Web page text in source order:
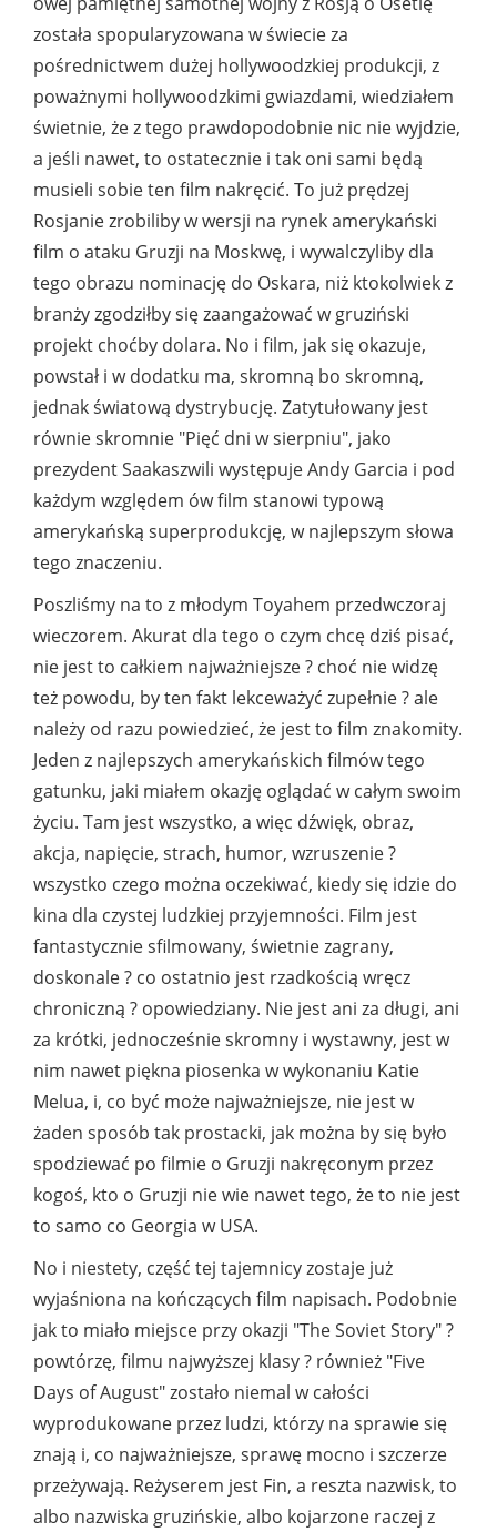
została spopularyzowana w świecie za
pośrednictwem dużej hollywoodzkiej produkcji, z
poważnymi hollywoodzkimi gwiazdami, wiedziałem
świetnie, że z tego prawdopodobnie nic nie wyjdzie,
a jeśli nawet, to ostatecznie i tak oni sami będą
musieli sobie ten film nakręcić. To już prędzej
Rosjanie zrobiliby w wersji na rynek amerykański
film o ataku Gruzji na Moskwę, i wywalczyliby dla
tego obrazu nominację do Oskara, niż ktokolwiek z
branży zgodziłby się zaangażować w gruziński
projekt choćby dolara. No i film, jak się okazuje,
powstał i w dodatku ma, skromną bo skromną,
jednak światową dystrybucję. Zatytułowany jest
równie skromnie "Pięć dni w sierpniu", jako
prezydent Saakaszwili występuje Andy Garcia i pod
każdym względem ów film stanowi typową
amerykańską superprodukcję, w najlepszym słowa
tego znaczeniu.
Poszliśmy na to z młodym Toyahem przedwczoraj
wieczorem. Akurat dla tego o czym chcę dziś pisać,
nie jest to całkiem najważniejsze ? choć nie widzę
też powodu, by ten fakt lekceważyć zupełnie ? ale
należy od razu powiedzieć, że jest to film znakomity.
Jeden z najlepszych amerykańskich filmów tego
gatunku, jaki miałem okazję oglądać w całym swoim
życiu. Tam jest wszystko, a więc dźwięk, obraz,
akcja, napięcie, strach, humor, wzruszenie ?
wszystko czego można oczekiwać, kiedy się idzie do
kina dla czystej ludzkiej przyjemności. Film jest
fantastycznie sfilmowany, świetnie zagrany,
doskonale ? co ostatnio jest rzadkością wręcz
chroniczną ? opowiedziany. Nie jest ani za długi, ani
za krótki, jednocześnie skromny i wystawny, jest w
nim nawet piękna piosenka w wykonaniu Katie
Melua, i, co być może najważniejsze, nie jest w
żaden sposób tak prostacki, jak można by się było
spodziewać po filmie o Gruzji nakręconym przez
kogoś, kto o Gruzji nie wie nawet tego, że to nie jest
to samo co Georgia w USA.
No i niestety, część tej tajemnicy zostaje już
wyjaśniona na kończących film napisach. Podobnie
jak to miało miejsce przy okazji "The Soviet Story" ?
powtórzę, filmu najwyższej klasy ? również "Five
Days of August" zostało niemal w całości
wyprodukowane przez ludzi, którzy na sprawie się
znają i, co najważniejsze, sprawę mocno i szczerze
przeżywają. Reżyserem jest Fin, a reszta nazwisk, to
albo nazwiska gruzińskie, albo kojarzone raczej z